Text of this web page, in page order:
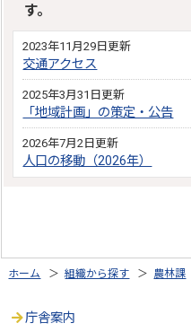
す。
2023年11月29日更新
交通アクセス
2025年3月31日更新
「地域計画」の策定・公告
2026年7月2日更新
人口の移動（2026年）
ホーム ＞組織から探す ＞ 農林課
庁舎案内